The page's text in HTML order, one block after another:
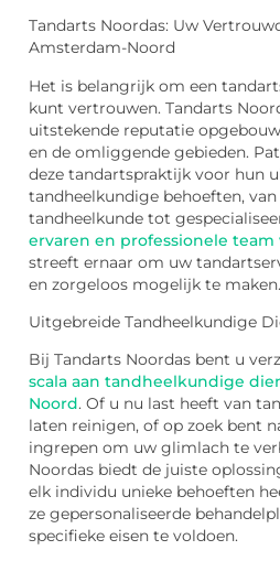
Tandarts Noordas: Uw
Amsterdam-Noord
Het is belangrijk om een
kunt vertrouwen. Tandarts
uitstekende reputatie
en de omliggende gebieden.
deze tandartspraktijk voor hun
tandheelkundige behoeften,
tandheelkunde tot
ervaren en professionele team
streeft ernaar om uw
en zorgeloos mogelijk te maken.
Uitgebreide Tandheelkundige
Bij Tandarts Noordas bent u
scala aan tandheelkundige
Noord. Of u nu last heeft van
laten reinigen, of op zoek bent
ingrepen om uw glimlach te
Noordas biedt de juiste
elk individu unieke behoeften
ze gepersonaliseerde
specifieke eisen te voldoen.